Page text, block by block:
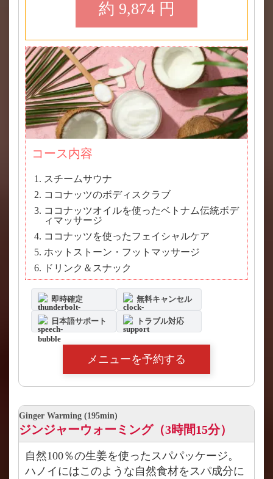
約 9,874 円
コース内容
スチームサウナ
ココナッツのボディスクラブ
ココナッツオイルを使ったベトナム伝統ボデ
ィマッサージ
ココナッツを使ったフェイシャルケア
ホットストーン・フットマッサージ
ドリンク＆スナック
即時確定 無料キャンセル
日本語サポート トラブル対応
メニューを予約する
Ginger Warming (195min)
ジンジャーウォーミング（3時間15分）
自然100％の生姜を使ったスパパッケージ。
ハノイにはこのような自然食材をスパ成分に